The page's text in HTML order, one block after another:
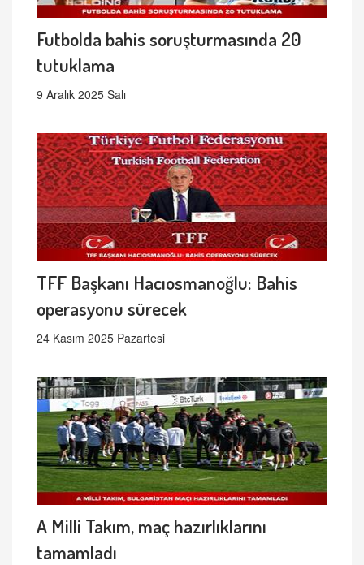
Futbolda bahis soruşturmasında 20
tutuklama
9 Aralık 2025 Salı
TFF Başkanı Hacıosmanoğlu: Bahis
operasyonu sürecek
24 Kasım 2025 Pazartesi
A Milli Takım, maç hazırlıklarını
tamamladı